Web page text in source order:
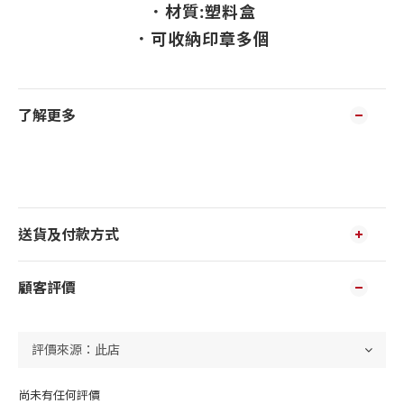
． 材質:塑料盒
．可收納印章多個
了解更多
送貨及付款方式
顧客評價
尚未有任何評價